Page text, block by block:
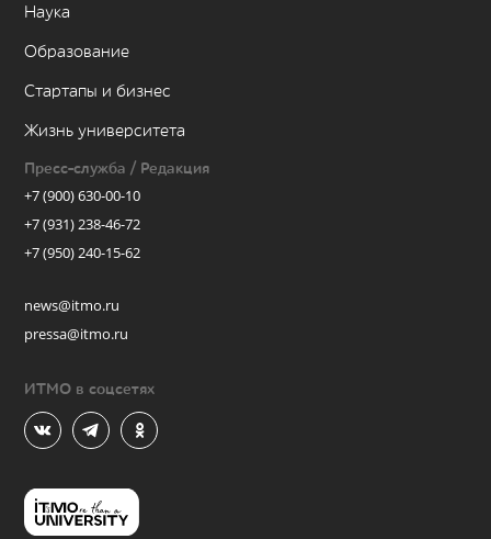
Наука
Образование
Стартапы и бизнес
Жизнь университета
Пресс-служба / Редакция
+7 (900) 630-00-10
+7 (931) 238-46-72
+7 (950) 240-15-62
news@itmo.ru
pressa@itmo.ru
ИТМО в соцсетях